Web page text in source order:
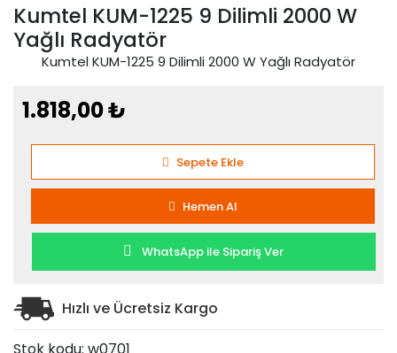
Kumtel KUM-1225 9 Dilimli 2000 W
Yağlı Radyatör
Kumtel KUM-1225 9 Dilimli 2000 W Yağlı Radyatör
1.818,00₺
Kumtel
1225
Dilimli
W
Yağlı
Radyatör
adet
Sepete Ekle
Hemen Al
WhatsApp ile Sipariş Ver
Hızlı ve Ücretsiz Kargo